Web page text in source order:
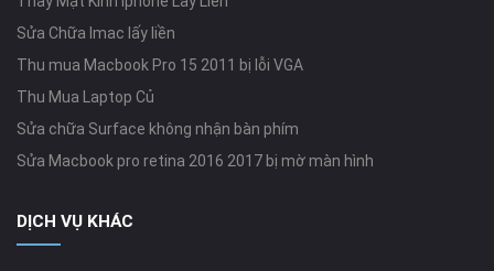
Sửa Chữa Imac lấy liền
Thu mua Macbook Pro 15 2011 bị lỗi VGA
Thu Mua Laptop Củ
Sửa chữa Surface không nhận bàn phím
Sửa Macbook pro retina 2016 2017 bị mờ màn hình
DỊCH VỤ KHÁC